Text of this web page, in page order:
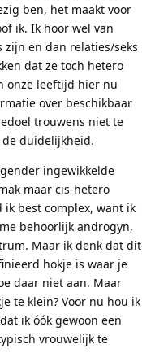
ben, het maakt voor
ik. Ik hoor wel van
en dan relaties/seks
dat ze toch hetero
onze leeftijd hier nu
over beschikbaar
trouwens niet te
duidelijkheid.
ingewikkelde
maar cis-hetero
best complex, want ik
behoorlijk androgyn,
Maar ik denk dat dit
hokje is waar je
daar niet aan. Maar
te klein? Voor nu hou ik
ik óók gewoon een
vrouwelijk te